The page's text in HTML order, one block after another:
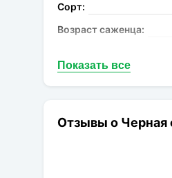
Сорт:
Возраст саженца:
Масcа плода:
Цвет плода:
Показать все
Отзывы о Черная